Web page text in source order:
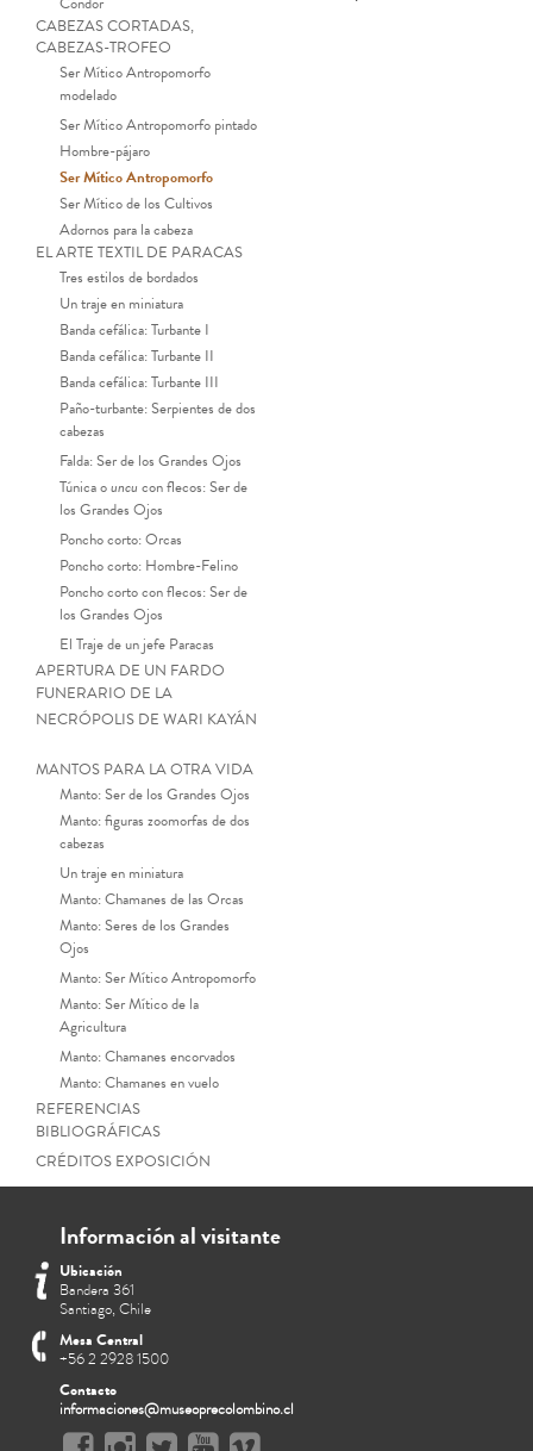
CABEZAS CORTADAS,
CABEZAS-TROFEO
Ser Mítico Antropomorfo
modelado
Ser Mítico Antropomorfo pintado
Hombre-pájaro
Ser Mítico Antropomorfo
Ser Mítico de los Cultivos
Adornos para la cabeza
EL ARTE TEXTIL DE PARACAS
Tres estilos de bordados
Un traje en miniatura
Banda cefálica: Turbante I
Banda cefálica: Turbante II
Banda cefálica: Turbante III
Paño-turbante: Serpientes de dos
cabezas
Falda: Ser de los Grandes Ojos
Túnica ouncu con flecos: Ser de
los Grandes Ojos
Poncho corto: Orcas
Poncho corto: Hombre-Felino
Poncho corto con flecos: Ser de
los Grandes Ojos
El Traje de un jefe Paracas
APERTURA DE UN FARDO
FUNERARIO DE LA
NECRÓPOLIS DE WARI KAYÁN
MANTOS PARA LA OTRA VIDA
Manto: Ser de los Grandes Ojos
Manto: figuras zoomorfas de dos
cabezas
Un traje en miniatura
Manto: Chamanes de las Orcas
Manto: Seres de los Grandes
Ojos
Manto: Ser Mítico Antropomorfo
Manto: Ser Mítico de la
Agricultura
Manto: Chamanes encorvados
Manto: Chamanes en vuelo
REFERENCIAS
BIBLIOGRÁFICAS
CRÉDITOS EXPOSICIÓN
Información al visitante
Ubicación
Bandera 361
Santiago, Chile
Mesa Central
+56 2 2928 1500
Contacto
informaciones@museoprecolombino.cl